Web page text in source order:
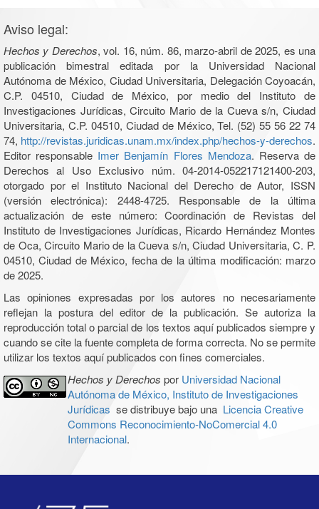
Aviso legal:
Hechos y Derechos, vol. 16, núm. 86, marzo-abril de 2025, es una
publicación bimestral editada por la Universidad Nacional
Autónoma de México, Ciudad Universitaria, Delegación Coyoacán,
C.P. 04510, Ciudad de México, por medio del Instituto de
Investigaciones Jurídicas, Circuito Mario de la Cueva s/n, Ciudad
Universitaria, C.P. 04510, Ciudad de México, Tel. (52) 55 56 22 74
74, http://revistas.juridicas.unam.mx/index.php/hechos-y-derechos.
Editor responsable Imer Benjamín Flores Mendoza. Reserva de
Derechos al Uso Exclusivo núm. 04-2014-052217121400-203,
otorgado por el Instituto Nacional del Derecho de Autor, ISSN
(versión electrónica): 2448-4725. Responsable de la última
actualización de este número: Coordinación de Revistas del
Instituto de Investigaciones Jurídicas, Ricardo Hernández Montes
de Oca, Circuito Mario de la Cueva s/n, Ciudad Universitaria, C. P.
04510, Ciudad de México, fecha de la última modificación: marzo
de 2025.
Las opiniones expresadas por los autores no necesariamente
reflejan la postura del editor de la publicación. Se autoriza la
reproducción total o parcial de los textos aquí publicados siempre y
cuando se cite la fuente completa de forma correcta. No se permite
utilizar los textos aquí publicados con fines comerciales.
Hechos y Derechos por Universidad Nacional
Autónoma de México, Instituto de Investigaciones
Jurídicas se distribuye bajo una Licencia Creative
Commons Reconocimiento-NoComercial 4.0
Internacional.